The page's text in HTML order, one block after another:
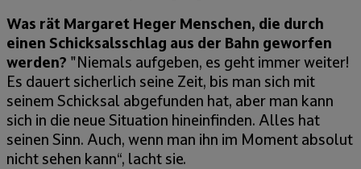
Was rät Margaret Heger Menschen, die durch
einen Schicksalsschlag aus der Bahn geworfen
werden? "Niemals aufgeben, es geht immer weiter!
Es dauert sicherlich seine Zeit, bis man sich mit
seinem Schicksal abgefunden hat, aber man kann
sich in die neue Situation hineinfinden. Alles hat
seinen Sinn. Auch, wenn man ihn im Moment absolut
nicht sehen kann“, lacht sie.